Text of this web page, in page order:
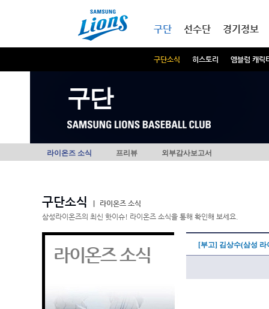
구단
구단소식 히스토리 엠블럼 캐릭
선수단 경기정보
구단
라이온즈 소식 프리뷰 외부감사보고서
구단소식
라이온즈 소식
삼성라이온즈의 최신 핫이슈! 라이온즈 소식을 통해 확인해 보세요.
라이온즈 소식 [부고] 김상수(삼성